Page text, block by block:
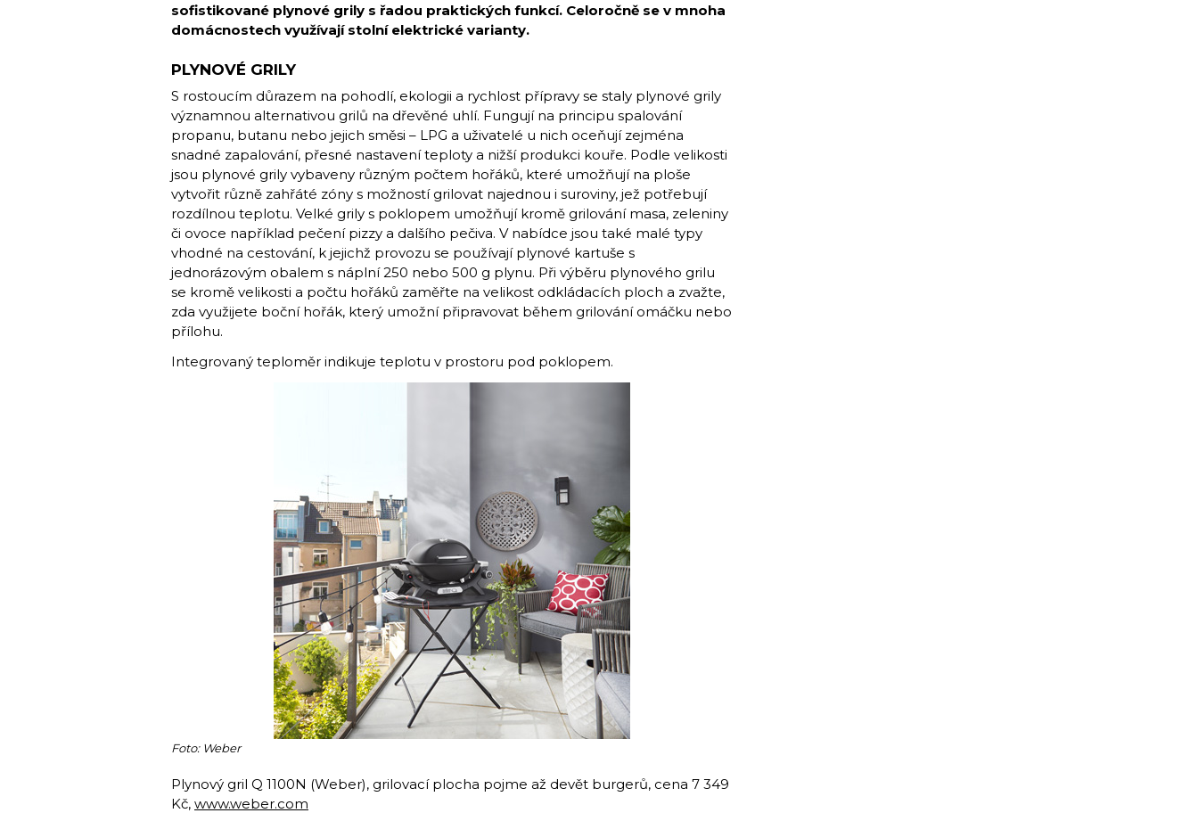
sofistikované plynové grily s řadou praktických funkcí. Celoročně se v mnoha
domácnostech využívají stolní elektrické varianty.
PLYNOVÉ GRILY
S rostoucím důrazem na pohodlí, ekologii a rychlost přípravy se staly plynové grily
významnou alternativou grilů na dřevěné uhlí. Fungují na principu spalování
propanu, butanu nebo jejich směsi – LPG a uživatelé u nich oceňují zejména
snadné zapalování, přesné nastavení teploty a nižší produkci kouře. Podle velikosti
jsou plynové grily vybaveny různým počtem hořáků, které umožňují na ploše
vytvořit různě zahřáté zóny s možností grilovat najednou i suroviny, jež potřebují
rozdílnou teplotu. Velké grily s poklopem umožňují kromě grilování masa, zeleniny
či ovoce například pečení pizzy a dalšího pečiva. V nabídce jsou také malé typy
vhodné na cestování, k jejichž provozu se používají plynové kartuše s
jednorázovým obalem s náplní 250 nebo 500 g plynu. Při výběru plynového grilu
se kromě velikosti a počtu hořáků zaměřte na velikost odkládacích ploch a zvažte,
zda využijete boční hořák, který umožní připravovat během grilování omáčku nebo
přílohu.
Integrovaný teploměr indikuje teplotu v prostoru pod poklopem.
Foto: Weber
Plynový gril Q 1100N (Weber), grilovací plocha pojme až devět burgerů, cena 7 349
Kč, www.weber.com